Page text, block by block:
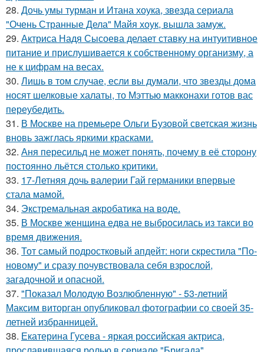
28. Дочь умы турман и Итана хоука, звезда сериала
"Очень Странные Дела" Майя хоук, вышла замуж.
29. Актриса Надя Сысоева делает ставку на интуитивное
питание и прислушивается к собственному организму, а
не к цифрам на весах.
30. Лишь в том случае, если вы думали, что звезды дома
носят шелковые халаты, то Мэттью макконахи готов вас
переубедить.
31. В Москве на премьере Ольги Бузовой светская жизнь
вновь зажглась яркими красками.
32. Аня пересильд не может понять, почему в её сторону
постоянно льётся столько критики.
33. 17-Летняя дочь валерии Гай германики впервые
стала мамой.
34. Экстремальная акробатика на воде.
35. В Москве женщина едва не выбросилась из такси во
время движения.
36. Тот самый подростковый апдейт: ноги скрестила "По-
новому" и сразу почувствовала себя взрослой,
загадочной и опасной.
37. "Показал Молодую Возлюбленную" - 53-летний
Максим виторган опубликовал фотографии со своей 35-
летней избранницей.
38. Екатерина Гусева - яркая российская актриса,